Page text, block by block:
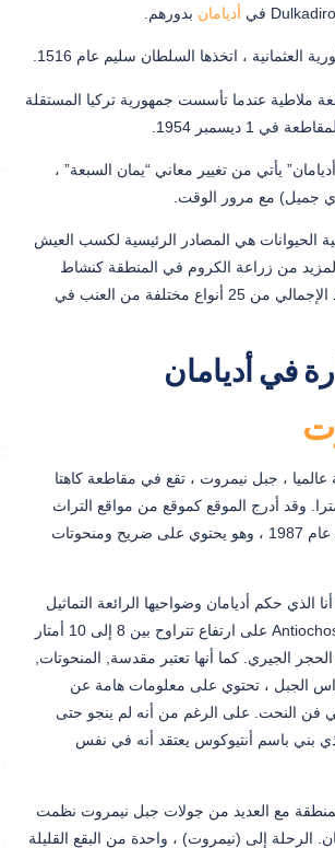
أديامان بدورهم.
العثمانية ، اتخذها السلطان سليم عام 1516.
ملاطية عندما تأسست جمهورية تركيا المستقلة
1 ديسمبر 1954.
يأتي من تغيير معاني “يمان السبعة” ،
جميل) مع مرور الوقت.
الحيوانات هي المصادر الرئيسية لكسب العيش
من زراعة الكروم في المنطقة كنشاط
شهير. يتم توفير العائد الإجمالي من 25 أنواع مختلفة من العنب في
في أديامان
عالميا ، جبل نيمروت ، تقع في مقاطعة كاهتا
ارتفاعها 2150 مترا. وقد أدرج الموقع كموقع من مواقع التراث
العالمي لليونسكو في عام 1987 ، وهو يحتوي على ضريح ومنحوتات
الملك Commagene أنا الذي حكم أديامان وضواحيها الرائعة التماثيل
العملاقة بتكليف من Antiochos على ارتفاع تتراوح بين 8 إلى 10 أمتار
الجيري. كما أنها تعتبر مقدسة, المنحوتات,
الجبل ، تحتوي على معلومات هامة عن
في فن النحت. على الرغم من أنه لم ينجو حتى
بني باسم أنتيوكوس يعتقد أنه في نفس
مع العديد من جولات جبل نيمروت نظمت
الرحلة إلى (نيمروت) ، واحدة من البقع القليلة